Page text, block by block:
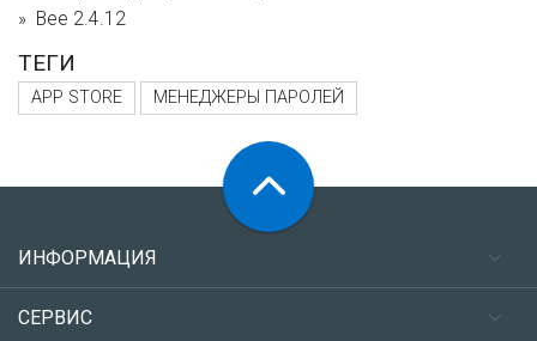
Bee 2.4.12
ТЕГИ
APP STORE МЕНЕДЖЕРЫ ПАРОЛЕЙ
ИНФОРМАЦИЯ
СЕРВИС